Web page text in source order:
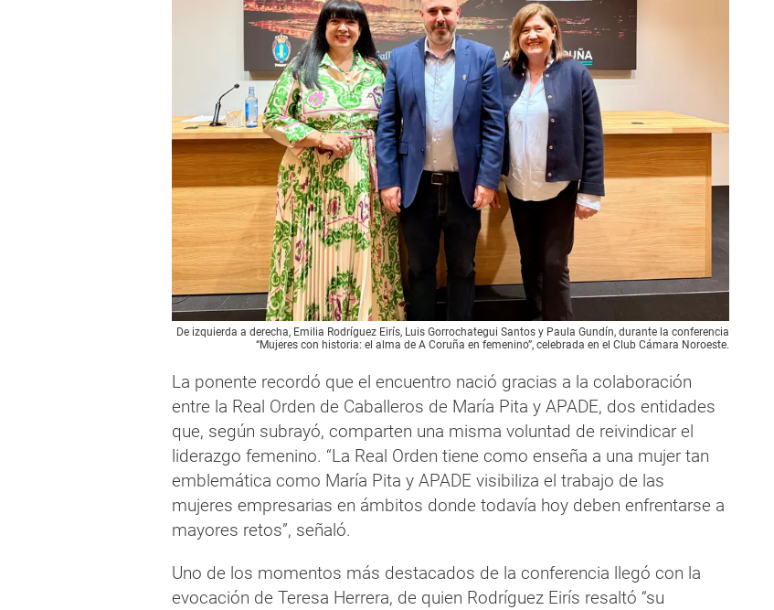
De izquierda a derecha, Emilia Rodríguez Eirís, Luis Gorrochategui Santos y Paula Gundín, durante la conferencia
“Mujeres con historia: el alma de A Coruña en femenino”, celebrada en el Club Cámara Noroeste.
La ponente recordó que el encuentro nació gracias a la colaboración
entre la Real Orden de Caballeros de María Pita y APADE, dos entidades
que, según subrayó, comparten una misma voluntad de reivindicar el
liderazgo femenino. “La Real Orden tiene como enseña a una mujer tan
emblemática como María Pita y APADE visibiliza el trabajo de las
mujeres empresarias en ámbitos donde todavía hoy deben enfrentarse a
mayores retos”, señaló.
Uno de los momentos más destacados de la conferencia llegó con la
evocación de Teresa Herrera, de quien Rodríguez Eirís resaltó “su